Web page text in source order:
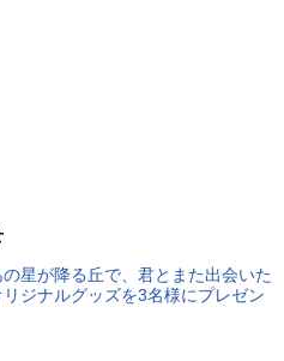
星が降る丘で、君とまた出会いた
リジナルグッズを3名様にプレゼン